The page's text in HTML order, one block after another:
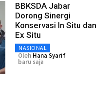
BBKSDA Jabar
Dorong Sinergi
Konservasi In Situ dan
Ex Situ
NASIONAL
Oleh Hana Syarif
baru saja